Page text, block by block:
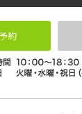
ノベっ家（リノベ
約